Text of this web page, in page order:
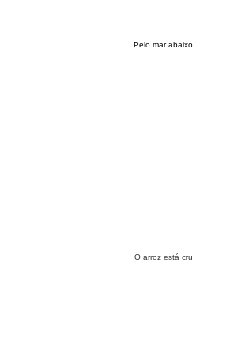
Pelo mar abaixo
O arroz está cru